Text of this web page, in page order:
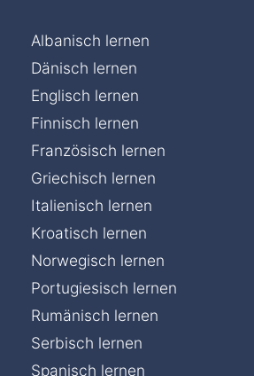
Albanisch lernen
Dänisch lernen
Englisch lernen
Finnisch lernen
Französisch lernen
Griechisch lernen
Italienisch lernen
Kroatisch lernen
Norwegisch lernen
Portugiesisch lernen
Rumänisch lernen
Serbisch lernen
Spanisch lernen